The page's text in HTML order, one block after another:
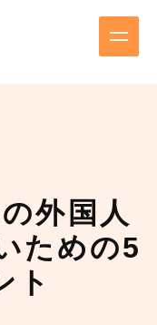
外国人
ための5
ト